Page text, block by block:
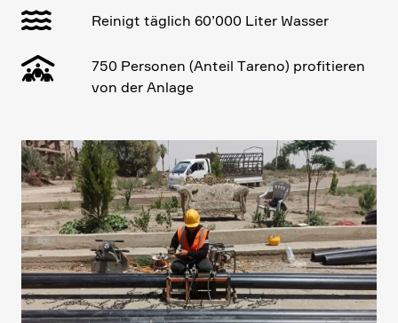
Reinigt täglich 60’000 Liter Wasser
750 Personen (Anteil Tareno) profi­tieren
von der Anlage